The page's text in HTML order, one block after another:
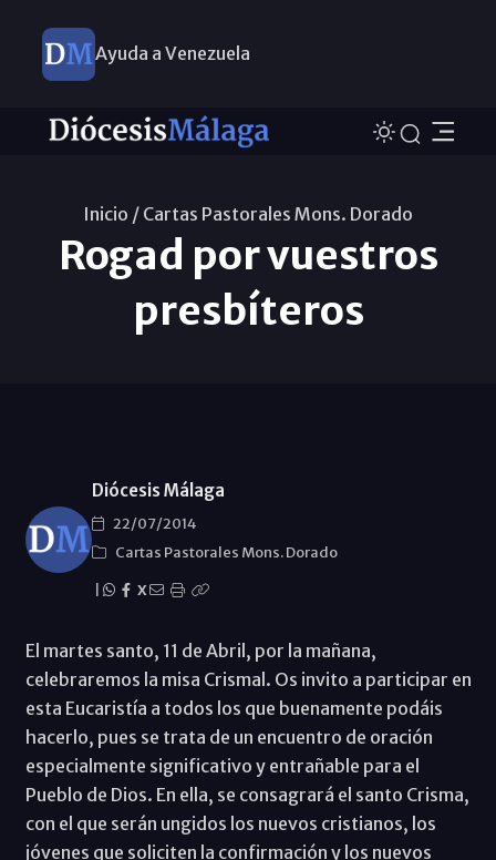
Ayuda a Venezuela
Inicio / Cartas Pastorales Mons. Dorado
Rogad por vuestros
presbíteros
Diócesis Málaga
22/07/2014
Cartas Pastorales Mons. Dorado
X
El martes santo, 11 de Abril, por la mañana,
celebraremos la misa Crismal. Os invito a participar en
esta Eucaristía a todos los que buenamente podáis
hacerlo, pues se trata de un encuentro de oración
especialmente significativo y entrañable para el
Pueblo de Dios. En ella, se consagrará el santo Crisma,
con el que serán ungidos los nuevos cristianos, los
jóvenes que soliciten la confirmación y los nuevos